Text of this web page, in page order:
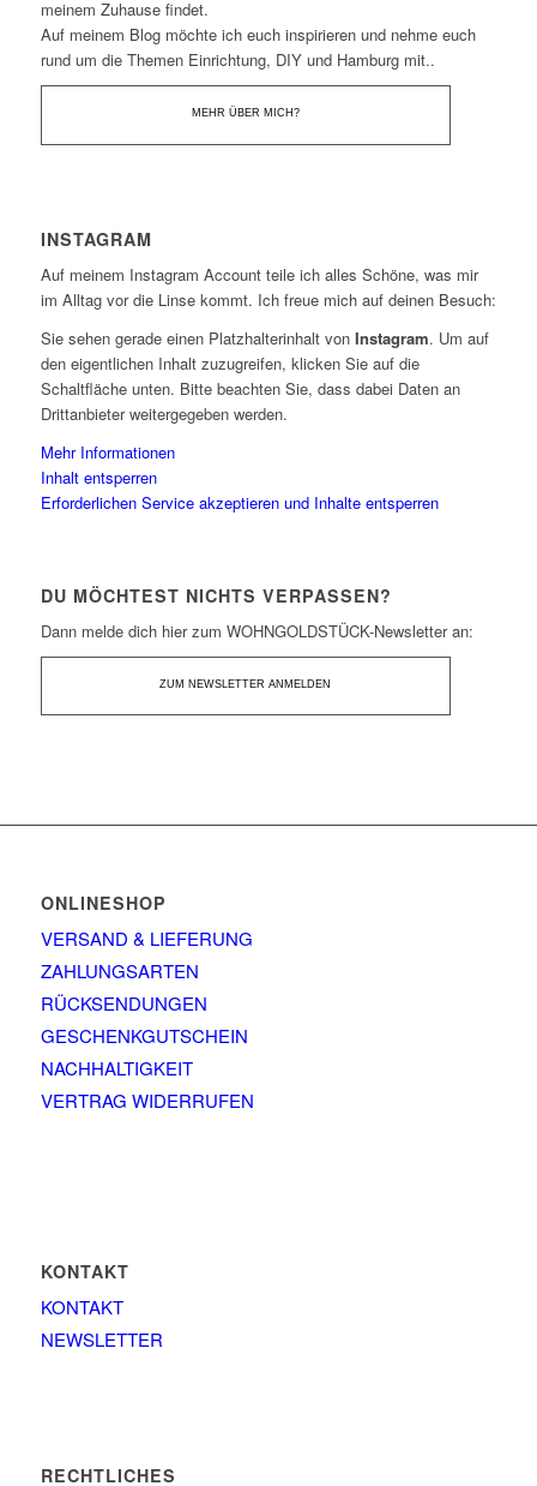
meinem Zuhause findet.
Auf meinem Blog möchte ich euch inspirieren und nehme euch
rund um die Themen Einrichtung, DIY und Hamburg mit..
MEHR ÜBER MICH?
INSTAGRAM
Auf meinem Instagram Account teile ich alles Schöne, was mir
im Alltag vor die Linse kommt. Ich freue mich auf deinen Besuch:
Sie sehen gerade einen Platzhalterinhalt von Instagram. Um auf
den eigentlichen Inhalt zuzugreifen, klicken Sie auf die
Schaltfläche unten. Bitte beachten Sie, dass dabei Daten an
Drittanbieter weitergegeben werden.
Mehr Informationen
Inhalt entsperren
Erforderlichen Service akzeptieren und Inhalte entsperren
DU MÖCHTEST NICHTS VERPASSEN?
Dann melde dich hier zum WOHNGOLDSTÜCK-Newsletter an:
ZUM NEWSLETTER ANMELDEN
ONLINESHOP
VERSAND & LIEFERUNG
ZAHLUNGSARTEN
RÜCKSENDUNGEN
GESCHENKGUTSCHEIN
NACHHALTIGKEIT
VERTRAG WIDERRUFEN
KONTAKT
KONTAKT
NEWSLETTER
RECHTLICHES